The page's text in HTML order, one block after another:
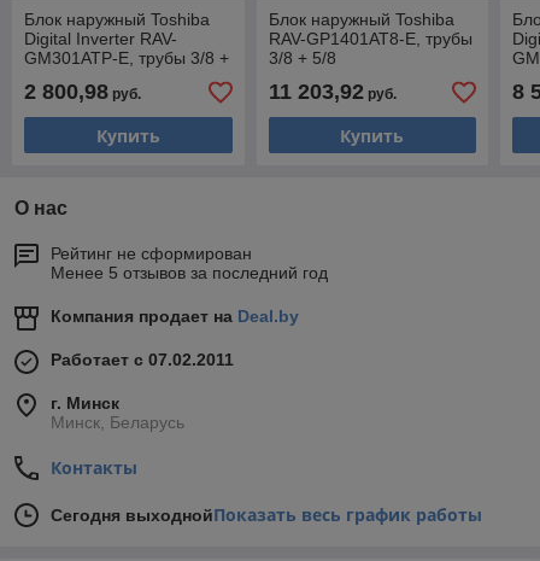
Блок наружный Toshiba
Digital Inverter RAV-
GM301ATP-E, трубы 3/8 +
2 800,98 руб.
Купить
Блок наружный Toshiba
RAV-GP1401AT8-E, трубы
3/8 + 5/8
11 203,92руб.
Купить
8
О нас
Рейтинг не сформирован
Менее 5 отзывов за последний год
Компания продает на Deal.by
Работает с 07.02.2011
г. Минск
Минск, Беларусь
Контакты
Сегодня выходнойПоказать весь график работы